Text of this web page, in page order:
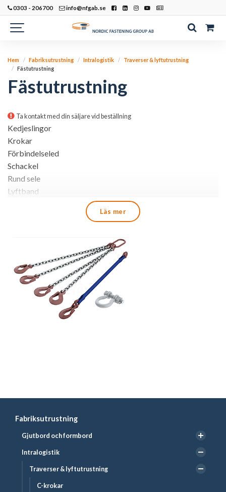
0303 - 206700 info@nfgab.se
Fabriksutrustning
Gjutbord och formbord
Intralogistik
Traverser & lyftutrustning
C-krokar
Hem Fabriksutrustning Intralogistik
Traverser & lyftutrustning
Fästutrustning
Fästutrustning
Ta kontakt med din säljare vid beställning
Kedjeslingor
Krokar
Förbindelseled
Schackel
Rund sele
Lyftband
Läs mer och beställ hos BETA
Läs mer